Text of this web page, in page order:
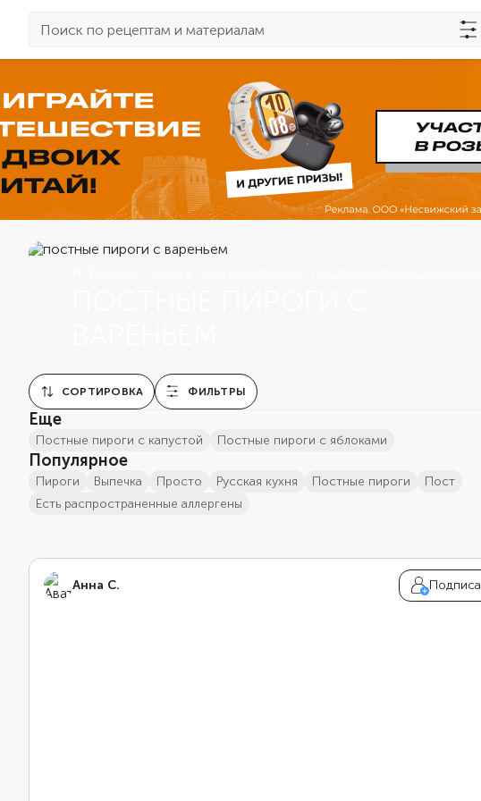
СОРТИРОВКА ФИЛЬТРЫ
Еще
постные пироги с капустой постные пироги с яблоками
Популярное
пироги выпечка просто русская кухня постные пироги
пост
есть распространенные аллергены
Анна С.